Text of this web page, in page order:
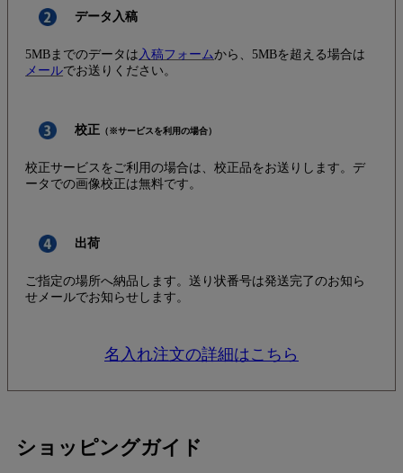
データ入稿
5MBまでのデータは 入稿フォームから、5MBを超える場合は
メールでお送りください。
校正 （※サービスを利用の場合）
校正サービスをご利用の場合は、校正品をお送りします。デ
ータでの画像校正は無料です。
出荷
ご指定の場所へ納品します。送り状番号は発送完了のお知ら
せメールでお知らせします。
名入れ注文の詳細はこちら
ショッピングガイド